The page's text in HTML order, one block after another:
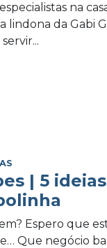
na
lindona da Gabi
| 5
Espero que
Que negócio